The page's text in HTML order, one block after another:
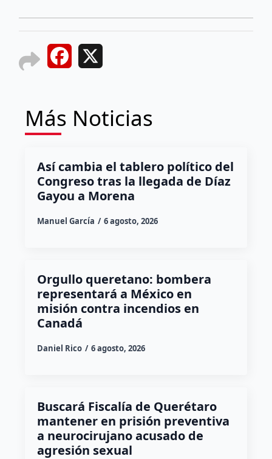
Facebook
Más Noticias
Así cambia el tablero político del
Congreso tras la llegada de Díaz
Gayou a Morena
Manuel García 6 agosto, 2026
Orgullo queretano: bombera
representará a México en
misión contra incendios en
Canadá
Daniel Rico 6 agosto, 2026
Buscará Fiscalía de Querétaro
mantener en prisión preventiva
a neurocirujano acusado de
agresión sexual